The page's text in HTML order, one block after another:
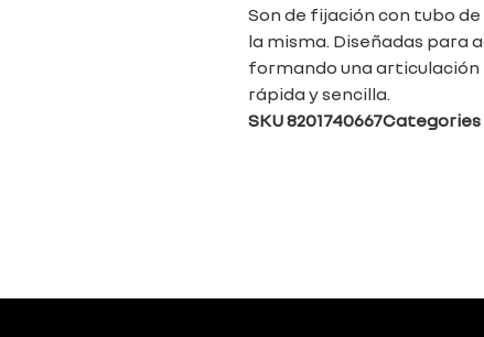
Son de fijación con tubo
la misma. Diseñadas para
formando una articulación
rápida y sencilla.
SKU8201740667Categories